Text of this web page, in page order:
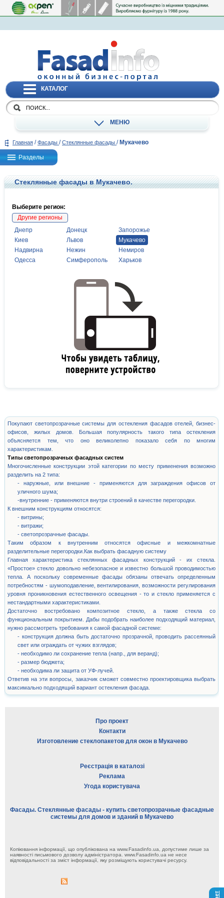
КАТАЛОГ
МЕНЮ
Главная / Фасады / Стеклянные фасады / Мукачево
Разделы
Стеклянные фасады в Мукачево.
Выберите регион:
Другие регионы
Днепр
Донецк
Запорожье
Киев
Львов
Мукачево
Надвирна
Нежин
Немиров
Одесса
Симферополь Харьков
Покупают светопрозрачные системы для остекления фасадов отелей, бизнес-
офисов, жилых домов. Большая популярность такого типа остекления
объясняется тем, что оно великолепно показало себя по многим
характеристикам.
Типы светопрозрачных фасадных систем
Многочисленные конструкции этой категории по месту применения возможно
разделить на 2 типа:
- наружные, или внешние - применяются для заграждения офисов от
уличного шума;
-внутренние - применяются внутри строений в качестве перегородки.
К внешним конструкциям относятся:
- витрины;
- витражи;
- светопрозрачные фасады.
Таким образом к внутренним относятся офисные и межкомнатные
разделительные перегородки.Как выбрать фасадную систему
Главная характеристика стеклянных фасадных конструкций - их стекла.
«Простое» стекло довольно небезопасное и известно большой проводимостью
тепла. А поскольку современные фасады обязаны отвечать определенным
потребностям - шумоподавление, вентилирования, возможности регулирования
уровня проникновения естественного освещения - то и стекло применяется с
нестандартными характеристиками.
Достаточно востребовано композитное стекло, а также стекла со
функциональным покрытием. Дабы подобрать наиболее подходящий материал,
нужно рассмотреть требования к самой фасадной системе:
- конструкция должна быть достаточно прозрачной, проводить рассеянный
свет или ограждать от чужих взглядов;
- необходимо ли сохранение тепла (напр., для веранд);
- размер бюджета;
- необходима ли защита от УФ-лучей.
Ответив на эти вопросы, заказчик сможет совместно проектировщика выбрать
максимально подходящий вариант остекления фасада.
Про проект
Контакти
Изготовление стеклопакетов для окон в Мукачево
Реєстрація в каталозі
Реклама
Угода користувача
Фасады. Стеклянные фасады - купить светопрозрачные фасадные
системы для домов и зданий в Мукачево
Копіювання інформації, що опублікована на www.Fasadinfo.ua, допустиме лише за
наявності письмового дозволу адміністратора. www.Fasadinfo.ua не несе
відповідальності за зміст інформації, яку розміщують користувачі ресурсу.